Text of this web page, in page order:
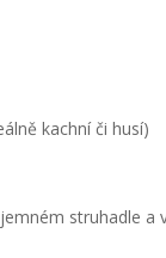
kachní či husí)
struhadle